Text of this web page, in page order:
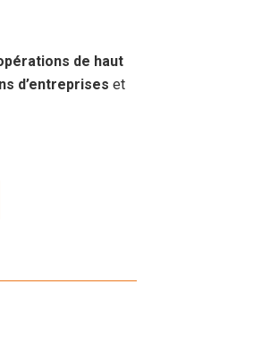
de haut
d’entreprises et